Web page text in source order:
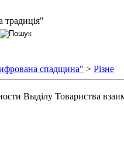
спадщина" > Різне
Выділу Товариства